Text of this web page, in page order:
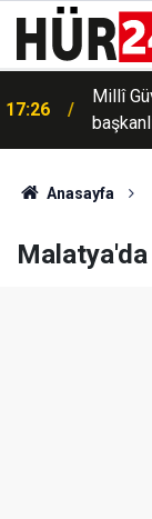
17:26
Millî
Anasayfa